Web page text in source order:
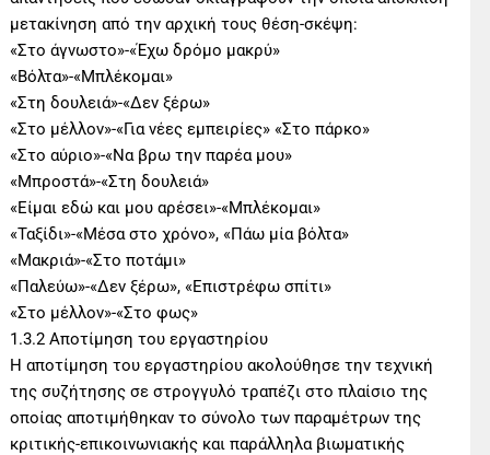
μετακίνηση από την αρχική τους θέση-σκέψη:
«Στο άγνωστο»-«Έχω δρόμο μακρύ»
«Βόλτα»-«Μπλέκομαι»
«Στη δουλειά»-«Δεν ξέρω»
«Στο μέλλον»-«Για νέες εμπειρίες» «Στο πάρκο»
«Στο αύριο»-«Να βρω την παρέα μου»
«Μπροστά»-«Στη δουλειά»
«Είμαι εδώ και μου αρέσει»-«Μπλέκομαι»
«Ταξίδι»-«Μέσα στο χρόνο», «Πάω μία βόλτα»
«Μακριά»-«Στο ποτάμι»
«Παλεύω»-«Δεν ξέρω», «Επιστρέφω σπίτι»
«Στο μέλλον»-«Στο φως»
1.3.2 Αποτίμηση του εργαστηρίου
Η αποτίμηση του εργαστηρίου ακολούθησε την τεχνική
της συζήτησης σε στρογγυλό τραπέζι στο πλαίσιο της
οποίας αποτιμήθηκαν το σύνολο των παραμέτρων της
κριτικής-επικοινωνιακής και παράλληλα βιωματικής